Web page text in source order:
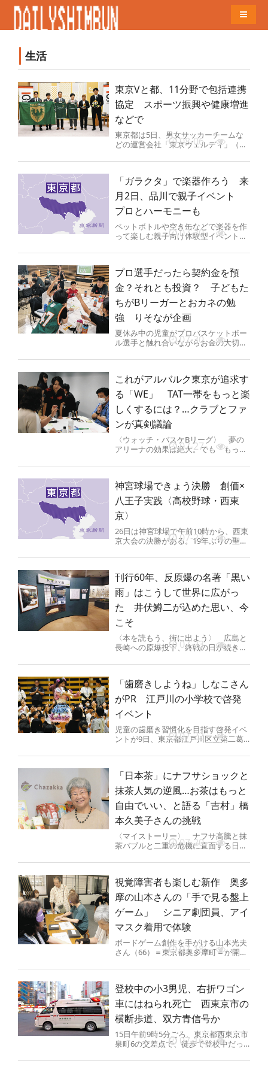
生活
東京Vと都、11分野で包括連携
協定 スポーツ振興や健康増進
などで
東京都は5日、男女サッカーチームな
どの運営会社「東京ヴェルディ」（稲
開する一般社団法人「東京ヴェル...
08-06
「ガラクタ」で楽器作ろう 来
月2日、品川で親子イベント
プロとハーモニーも
ペットボトルや空き缶などで楽器を作
って楽しむ親子向け体験型イベント
ール」が8月2日、東京都の品川...
07-30
プロ選手だったら契約金を預
金？それとも投資？ 子どもた
ちがBリーガーとおカネの勉
強 りそなが企画
夏休み中の児童がプロバスケットボー
ル選手と触れ合いながらお金の大切さ
の有明アリーナであった。小学4...
07-30
これがアルバルク東京が追求す
る「WE」 TAT一帯をもっと楽
しくするには？…クラブとファ
ンが真剣議論
〈ウォッチ・バスケBリーグ〉 夢の
アリーナの効果は絶大。でも「もっと
ーグプレミア（Bプレミア）アル...
07-27
神宮球場できょう決勝 創価×
八王子実践〈高校野球・西東
京〉
26日は神宮球場で午前10時から、西東
京大会の決勝がある。19年ぶりの聖地
に王手をかけた八王子実践に...
07-27
刊行60年、反原爆の名著「黒い
雨」はこうして世界に広がっ
た 井伏鱒二が込めた思い、今
こそ
〈本を読もう、街に出よう〉 広島と
長崎への原爆投下、終戦の日が続き、
る8月が近づいている。その前に、...
07-23
「歯磨きしようね」しなこさん
がPR 江戸川の小学校で啓発
イベント
児童の歯磨き習慣化を目指す啓発イベ
ントが9日、東京都江戸川区立第二葛
学生に人気のインフルエンサー・し...
07-22
「日本茶」にナフサショックと
抹茶人気の逆風…お茶はもっと
自由でいい、と語る「吉村」橋
本久美子さんの挑戦
〈マイストーリー〉 ナフサ高騰と抹
茶バブルと二重の危機に直面する日本
ー「吉村」（東京都品川区）の橋本...
07-20
視覚障害者も楽しむ新作 奥多
摩の山本さんの「手で見る盤上
ゲーム」 シニア劇団員、アイ
マスク着用で体験
ボードゲーム創作を手がける山本光夫
さん（66）＝東京都奥多摩町＝が開発
「手で見るボードゲーム」の新作を...
07-18
登校中の小3男児、右折ワゴン
車にはねられ死亡 西東京市の
横断歩道、双方青信号か
15日午前9時5分ごろ、東京都西東京市
泉町6の交差点で、徒歩で登校中だっ
と）さん（8）が、配送会社員の...
07-16